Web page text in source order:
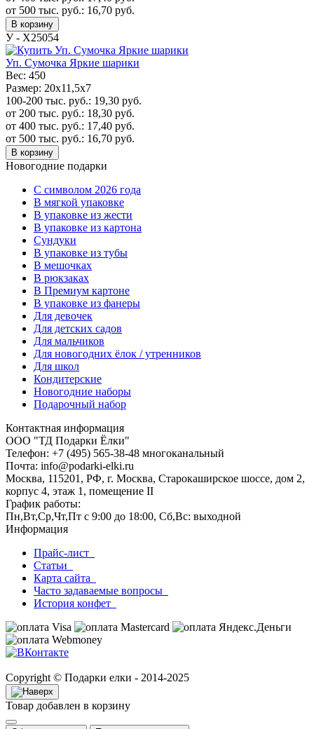
от 500 тыс. руб.: 16,70 руб.
В корзину
У - Х25054
Уп. Сумочка Яркие шарики
Вес: 450
Размер: 20x11,5x7
100-200 тыс. руб.: 19,30 руб.
от 200 тыс. руб.: 18,30 руб.
от 400 тыс. руб.: 17,40 руб.
от 500 тыс. руб.: 16,70 руб.
В корзину
Новогодние подарки
C символом 2026 года
В мягкой упаковке
В упаковке из жести
В упаковке из картона
Сундуки
В упаковке из тубы
В мешочках
В рюкзаках
В Премиум картоне
В упаковке из фанеры
Для девочек
Для детских садов
Для мальчиков
Для новогодних ёлок / утренников
Для школ
Кондитерские
Новогодние наборы
Подарочный набор
Контактная информация
ООО "ТД Подарки Ёлки"
Телефон: +7 (495) 565-38-48 многоканальный
Почта: info@podarki-elki.ru
Москва, 115201, РФ, г. Москва, Старокаширское шоссе, дом 2,
корпус 4, этаж 1, помещение II
График работы:
Пн,Вт,Ср,Чт,Пт с 9:00 до 18:00, Сб,Вс: выходной
Информация
Прайс-лист
Статьи
Карта сайта
Часто задаваемые вопросы
История конфет
Copyright © Подарки елки - 2014-2025
Товар добавлен в корзину